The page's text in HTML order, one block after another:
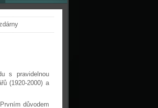
s pravidelnou
(1920-2000) a
důvodem